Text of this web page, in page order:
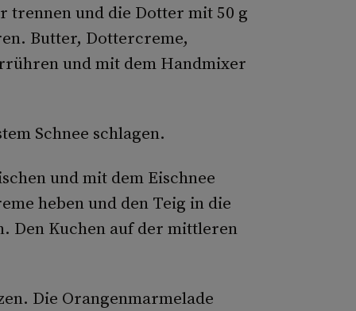
trennen und die Dotter mit 50 g
Butter, Dottercreme,
und mit dem Handmixer
Schnee schlagen.
und mit dem Eischnee
heben und den Teig in die
Den Kuchen auf der mittleren
Die Orangenmarmelade